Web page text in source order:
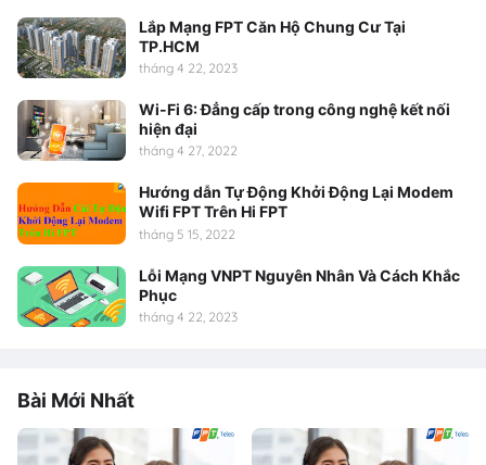
Lắp Mạng FPT Căn Hộ Chung Cư Tại
TP.HCM
tháng 4 22, 2023
Wi-Fi 6: Đẳng cấp trong công nghệ kết nối
hiện đại
tháng 4 27, 2022
Hướng dẫn Tự Động Khởi Động Lại Modem
Wifi FPT Trên Hi FPT
tháng 5 15, 2022
Lỗi Mạng VNPT Nguyên Nhân Và Cách Khắc
Phục
tháng 4 22, 2023
Bài Mới Nhất